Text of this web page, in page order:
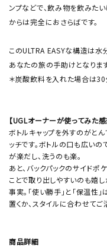
ンプなどで、飲み物を飲みた
からは完全におさらばです。
このULTRA EASYな構造は水
あなたの旅の手助けとなります
＊炭酸飲料を入れた場合は30
【UGLオーナーが使ってみた感
ボトルキャップを外すのがと
ッチです。ボトルの口も広い
が楽だし、洗うのも楽。
あと、バックパックのサイド
ことで取り出しやすいのも嬉
事実。「使い勝手」と「保温性
置くか、スタイルに合わせてご
商品詳細